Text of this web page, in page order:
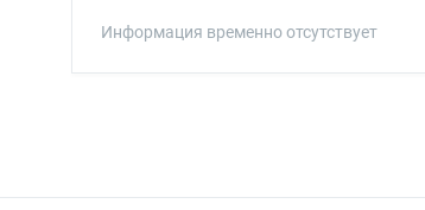
Информация временно отсутствует